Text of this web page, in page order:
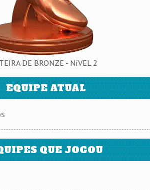
DE BRONZE - NíVEL 2
EQUIPE ATUAL
QUE JOGOU